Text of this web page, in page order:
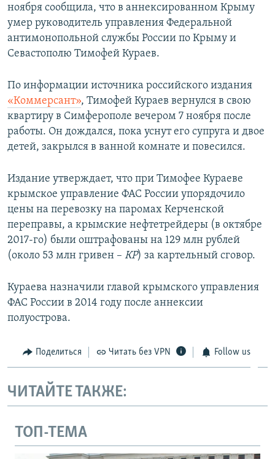
ноября сообщила, что в аннексированном Крыму
умер руководитель управления Федеральной
антимонопольной службы России по Крыму и
Севастополю Тимофей Кураев.
По информации источника российского издания
«Коммерсант», Тимофей Кураев вернулся в свою
квартиру в Симферополе вечером 7 ноября после
работы. Он дождался, пока уснут его супруга и двое
детей, закрылся в ванной комнате и повесился.
Издание утверждает, что при Тимофее Кураеве
крымское управление ФАС России упорядочило
цены на перевозку на паромах Керченской
переправы, а крымские нефтетрейдеры (в октябре
2017-го) были оштрафованы на 129 млн рублей
(около 53 млн гривен – КР) за картельный сговор.
Кураева назначили главой крымского управления
ФАС России в 2014 году после аннексии
полуострова.
Поделиться Читать без VPN Follow us
ЧИТАЙТЕ ТАКЖЕ:
ТОП-ТЕМА